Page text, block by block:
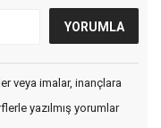
veya imalar, inançlara
yazılmış yorumlar